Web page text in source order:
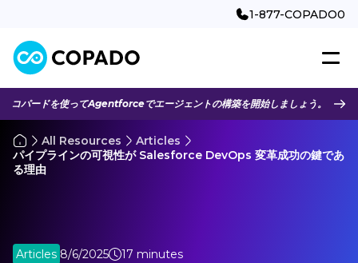
1-877-COPADO0
コパードを使ってAgentforceでエージェントの構築を開始しましょう。
All Resources
Articles
パイプラインの可視性が Salesforce DevOps 変革成功の鍵であ
る理由
Articles 8/6/2025 17 minutes